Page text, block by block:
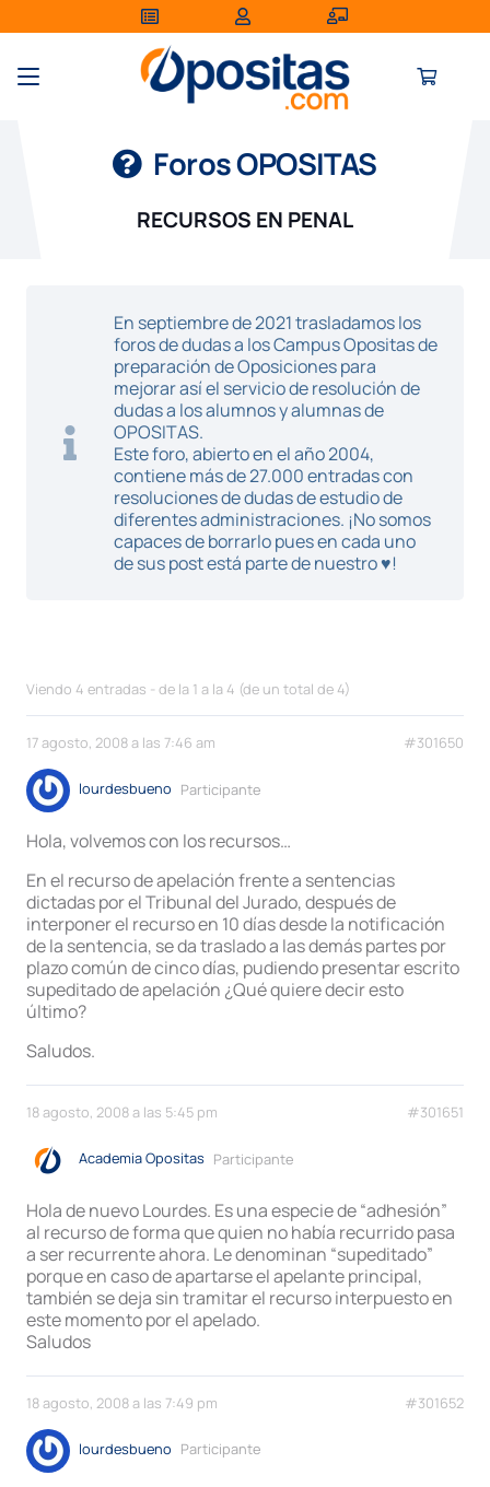
Foros OPOSITAS
RECURSOS EN PENAL
En septiembre de 2021 trasladamos los
foros de dudas a los Campus Opositas de
preparación de Oposiciones para
mejorar así el servicio de resolución de
dudas a los alumnos y alumnas de
OPOSITAS.
Este foro, abierto en el año 2004,
contiene más de 27.000 entradas con
resoluciones de dudas de estudio de
diferentes administraciones. ¡No somos
capaces de borrarlo pues en cada uno
de sus post está parte de nuestro ♥!
Viendo 4 entradas - de la 1 a la 4 (de un total de 4)
17 agosto, 2008 a las 7:46 am #301650
lourdesbueno Participante
Hola, volvemos con los recursos…
En el recurso de apelación frente a sentencias
dictadas por el Tribunal del Jurado, después de
interponer el recurso en 10 días desde la notificación
de la sentencia, se da traslado a las demás partes por
plazo común de cinco días, pudiendo presentar escrito
supeditado de apelación ¿Qué quiere decir esto
último?
Saludos.
18 agosto, 2008 a las 5:45 pm #301651
Academia Opositas Participante
Hola de nuevo Lourdes. Es una especie de “adhesión”
al recurso de forma que quien no había recurrido pasa
a ser recurrente ahora. Le denominan “supeditado”
porque en caso de apartarse el apelante principal,
también se deja sin tramitar el recurso interpuesto en
este momento por el apelado.
Saludos
18 agosto, 2008 a las 7:49 pm #301652
lourdesbueno Participante